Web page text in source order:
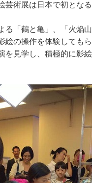
芸術展は日本で初とな
る「鶴と亀」、「火焔
絵の操作を体験しても
を見学し、積極的に影